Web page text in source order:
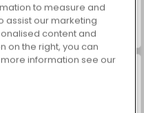
Fruit Connect 3
to measure and
assist our marketing
content and
on the right, you can
information see our